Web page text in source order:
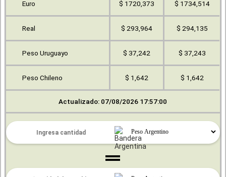
Euro $ 1720,373 $ 1734,514
Real $ 293,964 $ 294,135
Peso Uruguayo $ 37,242 $ 37,243
Peso Chileno $ 1,642 $ 1,642
Actualizado: 07/08/2026 17:57:00